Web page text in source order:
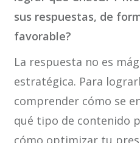
sus respuestas, de
favorable?
La respuesta no es
estratégica. Para
comprender cómo se
qué tipo de contenido
cómo optimizar tu